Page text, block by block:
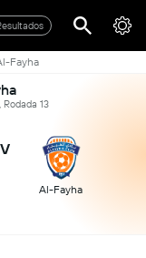
Fayha
13
Al-Fayha